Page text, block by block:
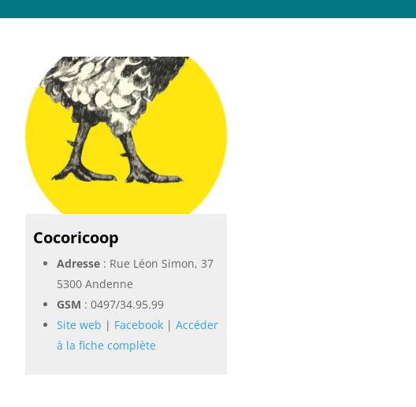
Cocoricoop
Adresse: Rue Léon Simon, 37
5300 Andenne
GSM : 0497/34.95.99
Site web | Facebook| Accéder
à la fiche complète